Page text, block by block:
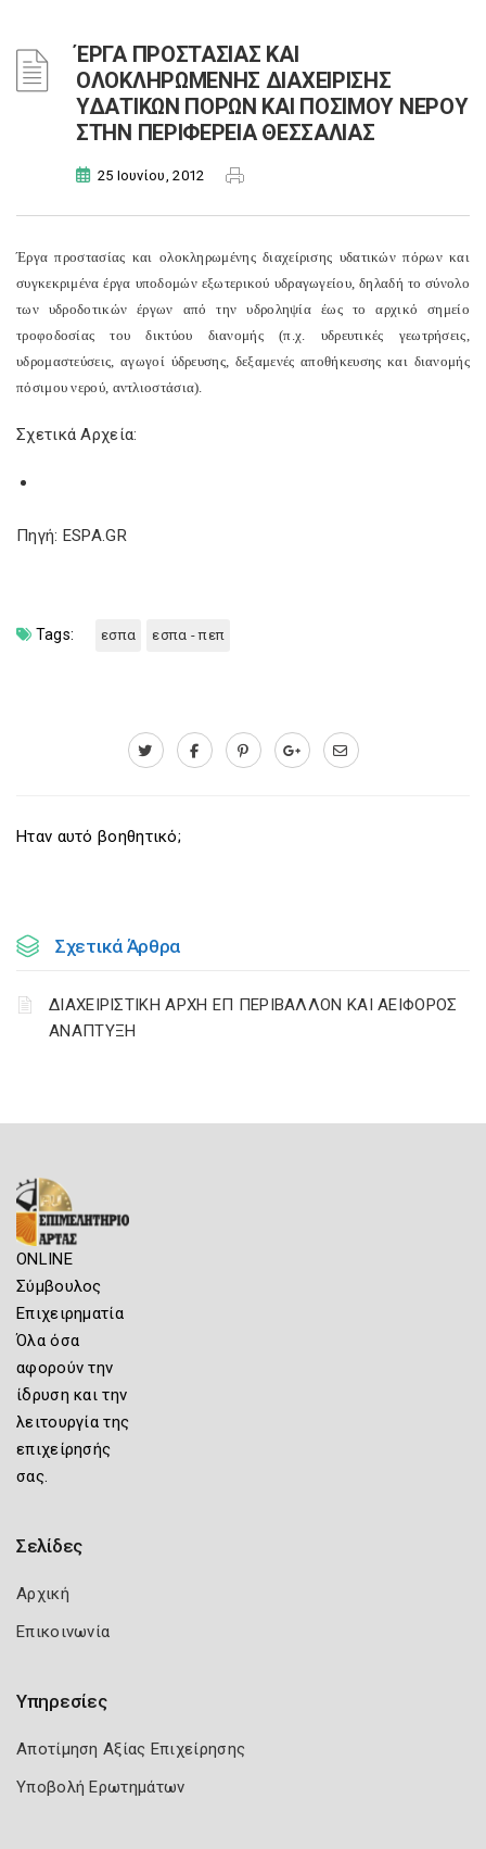
ΈΡΓΑ ΠΡΟΣΤΑΣΙΑΣ ΚΑΙ
ΟΛΟΚΛΗΡΩΜΕΝΗΣ ΔΙΑΧΕΙΡΙΣΗΣ
ΥΔΑΤΙΚΩΝ ΠΟΡΩΝ ΚΑΙ ΠΟΣΙΜΟΥ ΝΕΡΟΥ
ΣΤΗΝ ΠΕΡΙΦΕΡΕΙΑ ΘΕΣΣΑΛΙΑΣ
25 Ιουνίου, 2012
Έργα προστασίας και ολοκληρωμένης διαχείρισης υδατικών πόρων και
συγκεκριμένα έργα υποδομών εξωτερικού υδραγωγείου, δηλαδή το σύνολο
των υδροδοτικών έργων από την υδροληψία έως το αρχικό σημείο
τροφοδοσίας του δικτύου διανομής (π.χ. υδρευτικές γεωτρήσεις,
υδρομαστεύσεις, αγωγοί ύδρευσης, δεξαμενές αποθήκευσης και διανομής
πόσιμου νερού, αντλιοστάσια).
Σχετικά Αρχεία:
Πηγή: ESPA.GR
Tags: εσπα εσπα - πεπ
Ηταν αυτό βοηθητικό;
Σχετικά Άρθρα
ΔΙΑΧΕΙΡΙΣΤΙΚΗ ΑΡΧΗ ΕΠ ΠΕΡΙΒΑΛΛΟΝ ΚΑΙ ΑΕΙΦΟΡΟΣ
ΑΝΑΠΤΥΞΗ
ONLINE
Σύμβουλος
Επιχειρηματία
Όλα όσα
αφορούν την
ίδρυση και την
λειτουργία της
επιχείρησής
σας.
Σελίδες
Αρχική
Επικοινωνία
Υπηρεσίες
Αποτίμηση Αξίας Επιχείρησης
Υποβολή Ερωτημάτων